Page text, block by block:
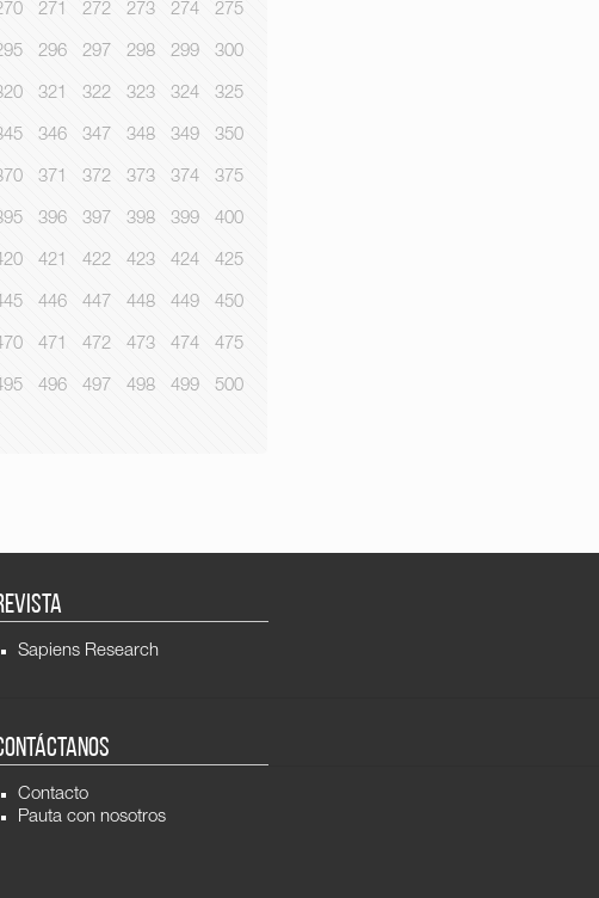
271 272 273 274 275
296 297 298 299 300
321 322 323 324 325
346 347 348 349 350
371 372 373 374 375
396 397 398 399 400
421 422 423 424 425
446 447 448 449 450
471 472 473 474 475
496 497 498 499 500
Sapiens Research
Contacto
Pauta con nosotros